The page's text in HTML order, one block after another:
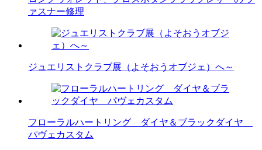
ァスナー修理
ジュエリストクラブ展（よそおうオブジェ）へ～
フローラルハートリング ダイヤ＆ブラックダイヤ
パヴェカスタム